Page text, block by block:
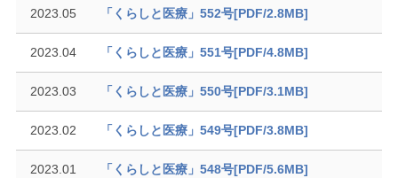
2023.05 「くらしと医療」552号[PDF/2.8MB]
2023.04 「くらしと医療」551号[PDF/4.8MB]
2023.03 「くらしと医療」550号[PDF/3.1MB]
2023.02 「くらしと医療」549号[PDF/3.8MB]
2023.01 「くらしと医療」548号[PDF/5.6MB]